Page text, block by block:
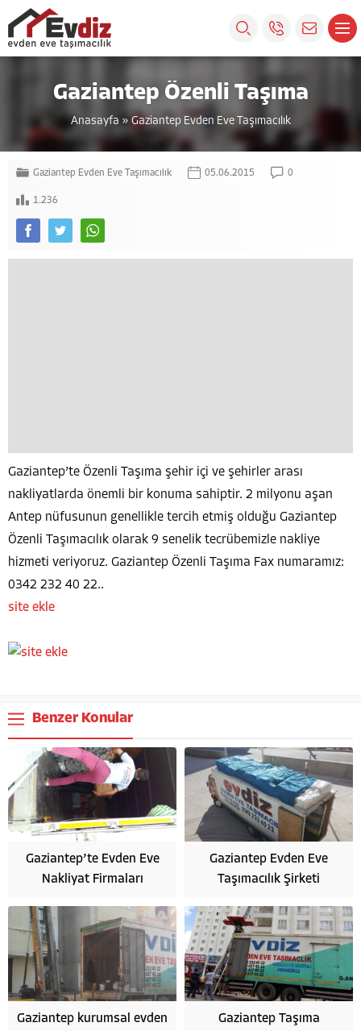
Gaziantep Özenli Taşıma
Anasayfa » Gaziantep Evden Eve Taşımacılık
Gaziantep Evden Eve Taşımacılık 05.06.2015 0
1.236
Gaziantep’te Özenli Taşıma şehir içi ve şehirler arası
nakliyatlarda önemli bir konuma sahiptir. 2 milyonu aşan
Antep nüfusunun genellikle tercih etmiş olduğu Gaziantep
Özenli Taşımacılık olarak 9 senelik tecrübemizle nakliye
hizmeti veriyoruz. Gaziantep Özenli Taşıma Fax numaramız:
0342 232 40 22..
site ekle
Benzer Konular
Gaziantep’te Evden Eve
Nakliyat Firmaları
Gaziantep Evden Eve
Taşımacılık Şirketi
Gaziantep kurumsal evden
Gaziantep Taşıma